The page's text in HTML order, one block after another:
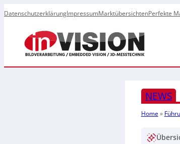
DatenschutzerklärungImpressumMarktübersichtenPerfekte
NEWS
Home»